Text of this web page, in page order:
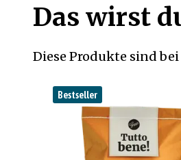
Das wirst
Diese Produkte sind
Bestseller